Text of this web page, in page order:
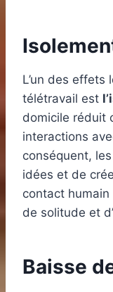
L’un des effets
télétravail est
domicile réduit
interactions
conséquent,
idées et de
contact
de solitude et
Baisse